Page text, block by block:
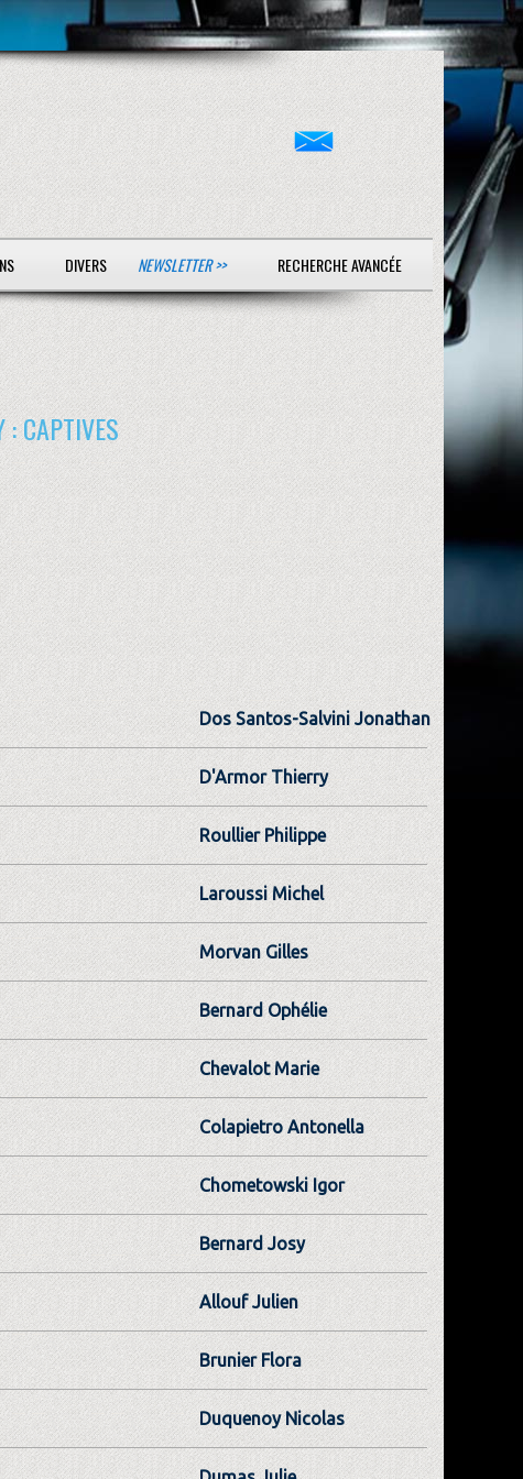
DIVERS NEWSLETTER >> RECHERCHE AVANCÉE
: CAPTIVES
Dos Santos-Salvini Jonathan
D'Armor Thierry
Roullier Philippe
Laroussi Michel
Morvan Gilles
Bernard Ophélie
Chevalot Marie
Colapietro Antonella
Chometowski Igor
Bernard Josy
Allouf Julien
Brunier Flora
Duquenoy Nicolas